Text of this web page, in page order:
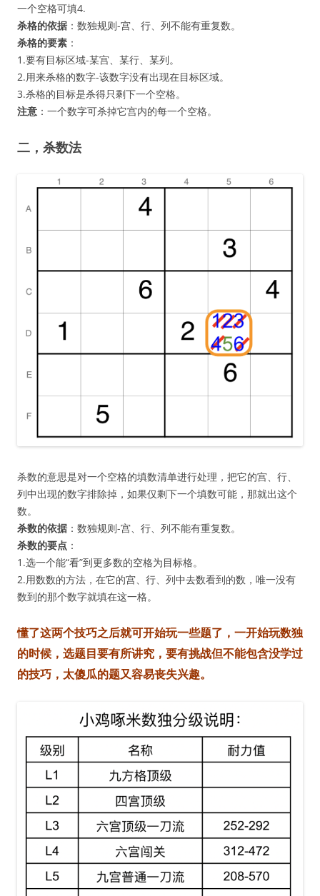
一个空格可填4.
杀格的依据 ：数独规则-宫、行、列不能有重复数。
杀格的要素 ：
1.要有目标区域-某宫、某行、某列。
2.用来杀格的数字-该数字没有出现在目标区域。
3.杀格的目标是杀得只剩下一个空格。
注意 ：一个数字可杀掉它宫内的每一个空格。
二，杀数法
杀数的意思是对一个空格的填数清单进行处理，把它的宫、行、
列中出现的数字排除掉，如果仅剩下一个填数可能，那就出这个
数。
杀数的依据 ：数独规则-宫、行、列不能有重复数。
杀数的要点 ：
1.选一个能“看”到更多数的空格为目标格。
2.用数数的方法，在它的宫、行、列中去数看到的数，唯一没有
数到的那个数字就填在这一格。
懂了这两个技巧之后就可开始玩一些题了，一开始玩数独
的时候，选题目要有所讲究，要有挑战但不能包含没学过
的技巧，太傻瓜的题又容易丧失兴趣。